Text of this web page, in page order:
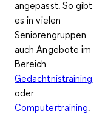
angepasst. So gibt
es in vielen
Seniorengruppen
auch Angebote im
Bereich
Gedächtnistraining
oder
Computertraining.